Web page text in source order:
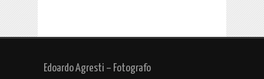
Edoardo Agresti – Fotografo